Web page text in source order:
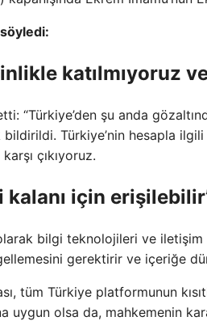
katılmıyoruz
“Türkiye’den şu anda
Türkiye’nin hesapla ilgili
çıkıyoruz.
kalanı için
bilgi teknolojileri ve
gerektirir ve içeriğe
tüm Türkiye platformunun
uygun olsa da, mahkemenin